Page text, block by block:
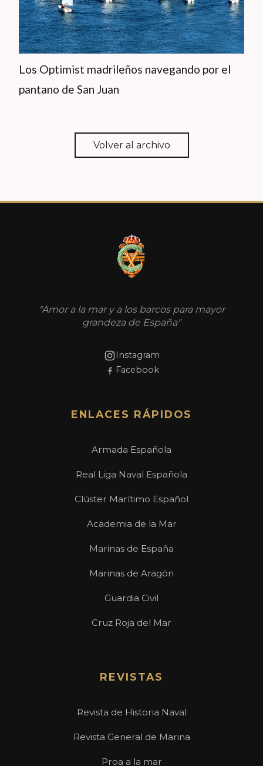
Los Optimist madrileños navegando por el
pantano de San Juan
Volver al archivo
"Amor a la mar y a los barcos para mayor
grandeza de España"
Instagram
Facebook
ENLACES RÁPIDOS
Armada Española
Real Liga Naval Española
Clúster Marítimo Español
Academia de la Mar
Marinas de España
Marinas de Aragón
Guardia Civil
Cruz Roja del Mar
REVISTAS
Revista de Historia Naval
Revista General de Marina
Proa a la mar